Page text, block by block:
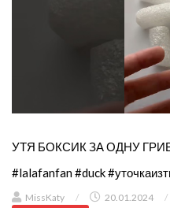
УТЯ БОКСИК ЗА ОДНУ
#lalafanfan #duck
MissKaty / 20.01.2024 /